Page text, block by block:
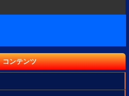
コンテンツ